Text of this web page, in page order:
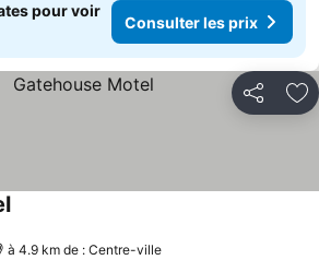
pour voir
Consulter les prix
Partager
Consulter les prix
à 4.9 km de : Centre-ville